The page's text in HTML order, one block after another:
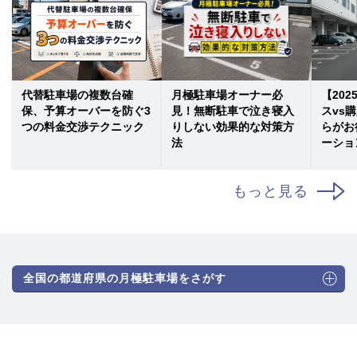
代替駐車場の複数台確
保、予算オーバーを防ぐ3
つの料金交渉テクニック
月極駐車場オーナー必
見！無断駐車で泣き寝入
りしない効果的な対策方
法
【
スvs
らが
ーシ
もっと見る
全国の都道府県の月極駐車場をさがす